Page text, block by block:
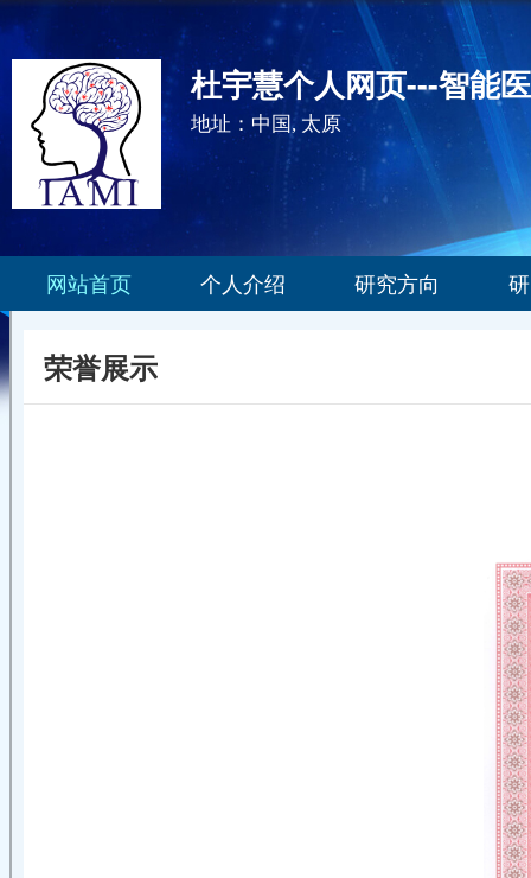
杜宇慧个人网页---智能
地址：中国, 太原
网站首页 个人介绍 研究方向
荣誉展示